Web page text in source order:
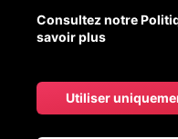
Consultez notre
savoir plus
Utiliser